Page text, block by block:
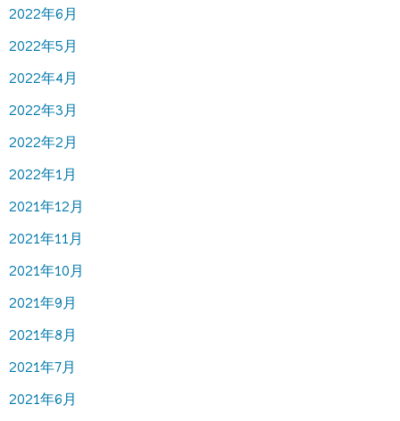
2022年6月
2022年5月
2022年4月
2022年3月
2022年2月
2022年1月
2021年12月
2021年11月
2021年10月
2021年9月
2021年8月
2021年7月
2021年6月